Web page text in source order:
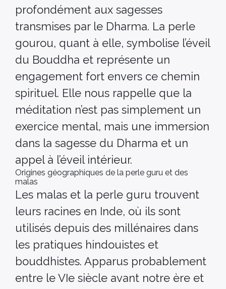
profondément aux sagesses
transmises par le Dharma. La perle
gourou, quant à elle, symbolise l’éveil
du Bouddha et représente un
engagement fort envers ce chemin
spirituel. Elle nous rappelle que la
méditation n’est pas simplement un
exercice mental, mais une immersion
dans la sagesse du Dharma et un
appel à l’éveil intérieur.
Origines géographiques de la perle guru et des
malas
Les malas et la perle guru trouvent
leurs racines en Inde, où ils sont
utilisés depuis des millénaires dans
les pratiques hindouistes et
bouddhistes. Apparus probablement
entre le VIe siècle avant notre ère et